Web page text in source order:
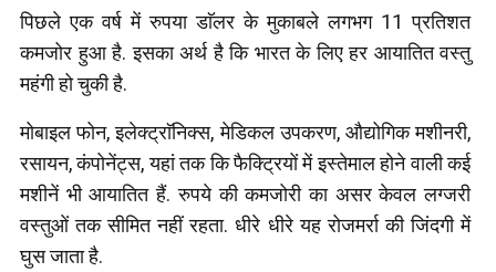
पिछले एक वर्ष में रुपया डाॅलर के मुकाबले लगभग 11 प्रतिशत
कमजोर हुआ है. इसका अर्थ है कि भारत के लिए हर आयातित वस्तु
महंगी हो चुकी है.
मोबाइल फोन, इलेक्ट्राॅनिक्स, मेडिकल उपकरण, औद्योगिक मशीनरी,
रसायन, कंपोनेंट्स, यहां तक कि फैक्ट्रियों में इस्तेमाल होने वाली कई
मशीनें भी आयातित हैं. रुपये की कमजोरी का असर केवल लग्जरी
वस्तुओं तक सीमित नहीं रहता. धीरे धीरे यह रोजमर्रा की जिंदगी में
घुस जाता है.